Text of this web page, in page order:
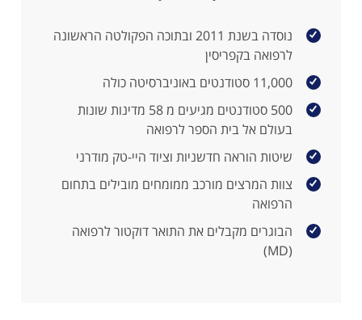
נוסדה בשנת 2011 ובתוכה הפקולטה הראשונה
לרפואה בקפריסין
11,000 סטודנטים באוניברסיטה כולה
500 סטודנטים מגיעים מ 58 מדינות שונות
בעולם אל בית הספר לרפואה
שיטות הוראה חדשניות וציוד היי-טק מודרני
צוות המרצים מורכב ממומחים מובילים בתחום
הרפואה
הבוגרים מקבלים את התואר דוקטור לרפואה
(MD)